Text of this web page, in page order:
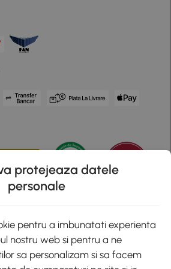
Aosom
Google Play
protejeaza datele
personale
pentru a imbunatati experienta
nostru web si pentru a ne
sa personalizam si sa facem